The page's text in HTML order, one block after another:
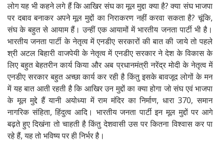
लोग यह भी कहने लगे हैं कि आखिर संघ का मूल मुद्दा क्या है? क्या संघ भाजपा
पर दबाव बनाकर अपने मूल मुद्दों का निराकरण नहीं करवा सकता है? चूंकि,
संघ के बहुत से आयाम हैं। उन्हीं एक आयामों में भारतीय जनता पार्टी भी है।
भारतीय जनता पार्टी के नेतृत्व में एनडीए सरकारों की बात की जाये तो पहले
श्री अटल बिहारी वाजपेयी के नेतृत्व में एनडीए सरकार ने देश के विकास के
लिए बहुत बेहतरीन कार्य किया और अब प्रधानमंत्री नरेंद्र मोदी के नेतृत्व में
एनडीए सरकार बहुत अच्छा कार्य कर रही है किंतु इसके बावजूद लोगों के मन
में यह बात आती रहती है कि आखिर उन मुद्दों का क्या होगा जो संघ एवं भाजपा
के मूल मुद्दे हैं यानी अयोध्या में राम मंदिर का निर्माण, धारा 370, समान
नागरिक संहिता, हिंदुत्व आदि। भारतीय जनता पार्टी इन मूल मुद्दों पर आगे
बढ़ते हुए दिखंना तो चाहती है किंतु देशवासी उस पर कितना विश्वास कर पा
रहे हैं, यह तो भविष्य पर ही निर्भर है।